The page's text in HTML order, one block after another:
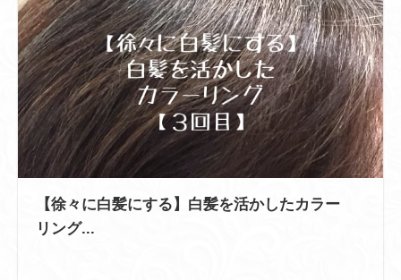
【徐々に白髪にする】白髪を活かしたカラー
リング...